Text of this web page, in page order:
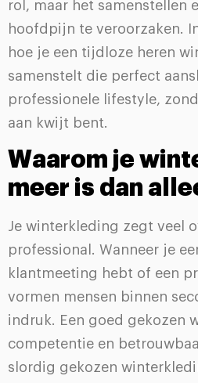
rol, maar het samenstellen
hoofdpijn te veroorzaken.
hoe je een tijdloze heren
samenstelt die perfect
professionele lifestyle,
aan kwijt bent.
Waarom je
meer is dan
Je winterkleding zegt veel
professional. Wanneer je
klantmeeting hebt of een
vormen mensen binnen
indruk. Een goed gekozen
competentie en
slordig gekozen